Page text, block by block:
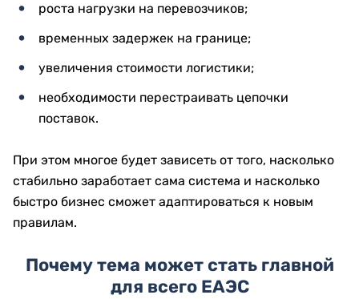
роста нагрузки на перевозчиков;
временных задержек на границе;
увеличения стоимости логистики;
необходимости перестраивать цепочки
поставок.
При этом многое будет зависеть от того, насколько
стабильно заработает сама система и насколько
быстро бизнес сможет адаптироваться к новым
правилам.
Почему тема может стать главной
для всего ЕАЭС